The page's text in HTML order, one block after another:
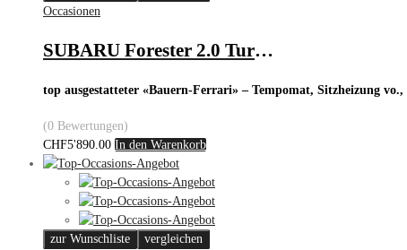
Occasionen
SUBARU Forester 2.0 Turbo 4WD
top ausgestatteter «Bauern-Ferrari» – Tempomat, Sitzheizung
(0 Bewertungen)
CHF5'890.00 In den Warenkorb
zur Wunschliste
vergleichen